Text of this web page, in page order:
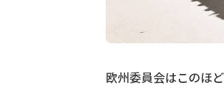
欧州委員会はこのほ